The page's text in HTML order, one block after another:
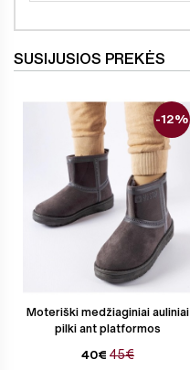
SUSIJUSIOS PREKĖS
Moteriški medžiaginiai auliniai
pilki ant platformos
40€ 45€
-12%